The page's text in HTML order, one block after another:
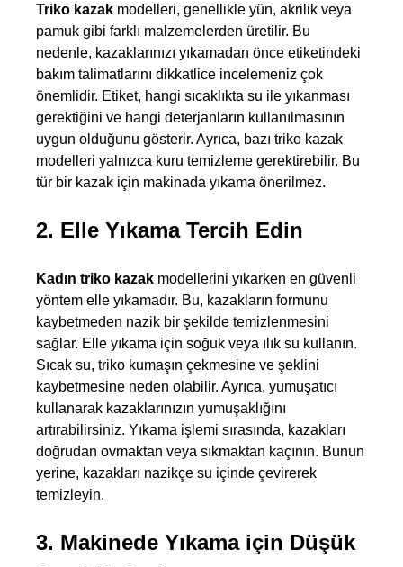
Triko kazak modelleri, genellikle yün, akrilik veya
pamuk gibi farklı malzemelerden üretilir. Bu
nedenle, kazaklarınızı yıkamadan önce etiketindeki
bakım talimatlarını dikkatlice incelemeniz çok
önemlidir. Etiket, hangi sıcaklıkta su ile yıkanması
gerektiğini ve hangi deterjanların kullanılmasının
uygun olduğunu gösterir. Ayrıca, bazı triko kazak
modelleri yalnızca kuru temizleme gerektirebilir. Bu
tür bir kazak için makinada yıkama önerilmez.
2. Elle Yıkama Tercih Edin
Kadın triko kazak modellerini yıkarken en güvenli
yöntem elle yıkamadır. Bu, kazakların formunu
kaybetmeden nazik bir şekilde temizlenmesini
sağlar. Elle yıkama için soğuk veya ılık su kullanın.
Sıcak su, triko kumaşın çekmesine ve şeklini
kaybetmesine neden olabilir. Ayrıca, yumuşatıcı
kullanarak kazaklarınızın yumuşaklığını
artırabilirsiniz. Yıkama işlemi sırasında, kazakları
doğrudan ovmaktan veya sıkmaktan kaçının. Bunun
yerine, kazakları nazikçe su içinde çevirerek
temizleyin.
3. Makinede Yıkama için Düşük